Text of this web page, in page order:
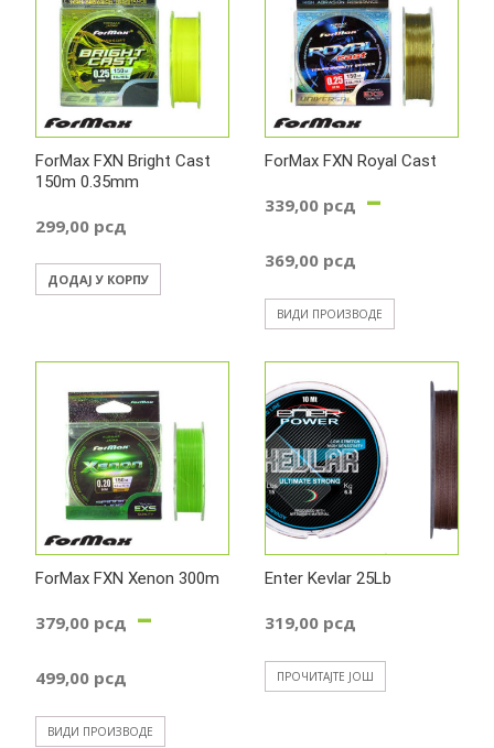
до
ForMax FXN Bright Cast
150m 0.35mm
299,00 рсд
ДОДАЈ У КОРПУ
ForMax FXN Royal Cast
339,00 рсд –
369,00 рсд
цена:
од
339,00
до
369,00
ВИДИ ПРОИЗВОДЕ
ForMax FXN Xenon 300m
379,00 рсд –
499,00 рсд
цена:
ВИДИ ПРОИЗВОДЕ
Enter Kevlar 25Lb
319,00 рсд
ПРОЧИТАЈТЕ ЈОШ